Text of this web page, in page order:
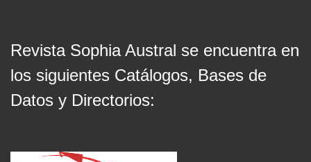
Revista Sophia Austral se encuentra en
los siguientes Catálogos, Bases de
Datos y Directorios: